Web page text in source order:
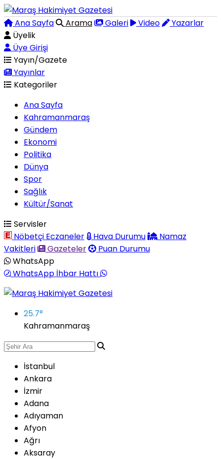
Ana Sayfa Arama Galeri Video
Yazarlar
Üyelik
Üye Girişi
Yayın/Gazete
Yayınlar
Kategoriler
Ana Sayfa
Kahramanmaraş
Gündem
Ekonomi
Politika
Dünya
Spor
Sağlık
Kültür/Sanat
Servisler
Nöbetçi Eczaneler
Hava Durumu
Namaz
Vakitleri
Gazeteler
Puan Durumu
WhatsApp
WhatsApp İhbar Hattı
25.7°
Kahramanmaraş
İstanbul
Ankara
İzmir
Adana
Adıyaman
Afyon
Ağrı
Aksaray